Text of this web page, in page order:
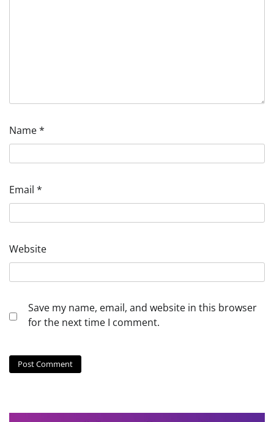
Name*
Email *
Website
Save my name, email, and website in this browser
for the next time I comment.